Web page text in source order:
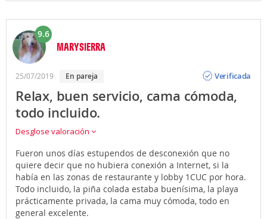
9.6
MARYSIERRA
25/07/2019 en pareja
Verificada
Relax, buen servicio, cama cómoda,
todo incluido.
Desglose valoración
Fueron unos días estupendos de desconexión que no
quiere decir que no hubiera conexión a Internet, si la
había en las zonas de restaurante y lobby 1CUC por hora.
Todo incluido, la piña colada estaba buenísima, la playa
prácticamente privada, la cama muy cómoda, todo en
general excelente.